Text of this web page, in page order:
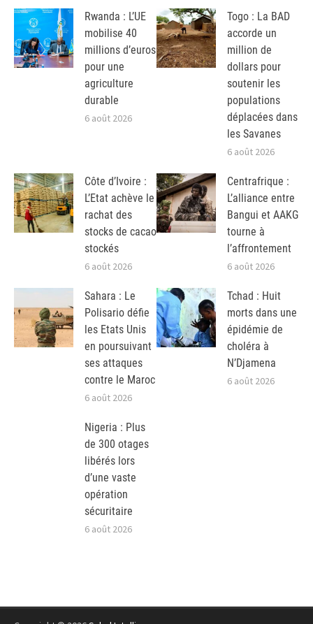
Rwanda : L’UE
mobilise 40
millions d’euros
pour une
agriculture
durable
6 août 2026
Togo : La BAD
accorde un
million de
dollars pour
soutenir les
populations
déplacées dans
les Savanes
6 août 2026
Côte d’Ivoire :
L’Etat achève le
rachat des
stocks de cacao
stockés
6 août 2026
Centrafrique :
L’alliance entre
Bangui et AAKG
tourne à
l’affrontement
6 août 2026
Sahara : Le
Polisario défie
les Etats Unis
en poursuivant
ses attaques
contre le Maroc
6 août 2026
Tchad : Huit
morts dans une
épidémie de
choléra à
N’Djamena
6 août 2026
Nigeria : Plus
de 300 otages
libérés lors
d’une vaste
opération
sécuritaire
6 août 2026